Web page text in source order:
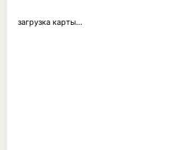
загрузка карты...